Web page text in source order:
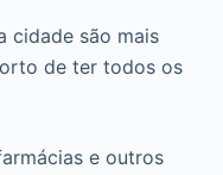
cidade são mais
de ter todos os
e outros